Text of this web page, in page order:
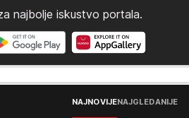
najbolje iskustvo portala.
NAJNOVIJENAJGLEDANIJE